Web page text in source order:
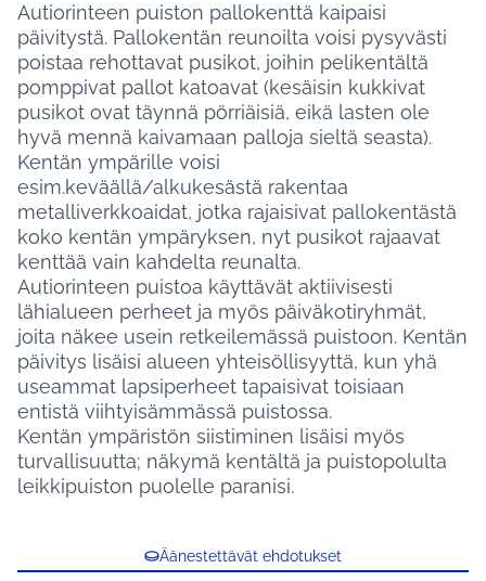
Autiorinteen puiston pallokenttä kaipaisi
päivitystä. Pallokentän reunoilta voisi pysyvästi
poistaa rehottavat pusikot, joihin pelikentältä
pomppivat pallot katoavat (kesäisin kukkivat
pusikot ovat täynnä pörriäisiä, eikä lasten ole
hyvä mennä kaivamaan palloja sieltä seasta).
Kentän ympärille voisi
esim.keväällä/alkukesästä rakentaa
metalliverkkoaidat, jotka rajaisivat pallokentästä
koko kentän ympäryksen, nyt pusikot rajaavat
kenttää vain kahdelta reunalta.
Autiorinteen puistoa käyttävät aktiivisesti
lähialueen perheet ja myös päiväkotiryhmät,
joita näkee usein retkeilemässä puistoon. Kentän
päivitys lisäisi alueen yhteisöllisyyttä, kun yhä
useammat lapsiperheet tapaisivat toisiaan
entistä viihtyisämmässä puistossa.
Kentän ympäristön siistiminen lisäisi myös
turvallisuutta; näkymä kentältä ja puistopolulta
leikkipuiston puolelle paranisi.
Äänestettävät ehdotukset